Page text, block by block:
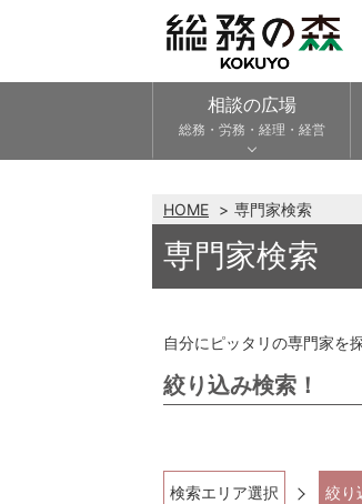
相談の広場
総務・労務・経理・経営
HOME 専門家検索
専門家検索
自分にピッタリの専門家を
絞り込み検索！
検索エリア選択 絞り